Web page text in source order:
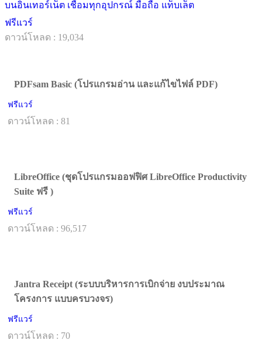
บนอินเทอร์เน็ต เชื่อมทุกอุปกรณ์ มือถือ แท็บเล็ต
ฟรีแวร์
ดาวน์โหลด : 19,034
PDFsam Basic (โปรแกรมอ่าน และแก้ไขไฟล์ PDF)
ฟรีแวร์
ดาวน์โหลด : 81
LibreOffice (ชุดโปรแกรมออฟฟิศ LibreOffice Productivity
Suite ฟรี )
ฟรีแวร์
ดาวน์โหลด : 96,517
Jantra Receipt (ระบบบริหารการเบิกจ่าย งบประมาณ
โครงการ แบบครบวงจร)
ฟรีแวร์
ดาวน์โหลด : 70